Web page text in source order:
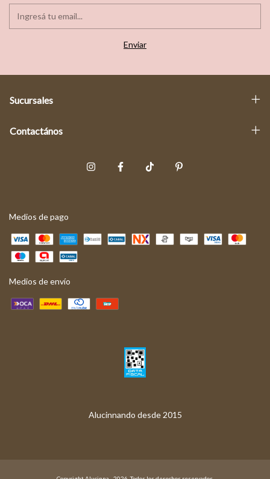
Sucursales
Contactános
Medios de pago
Medios de envío